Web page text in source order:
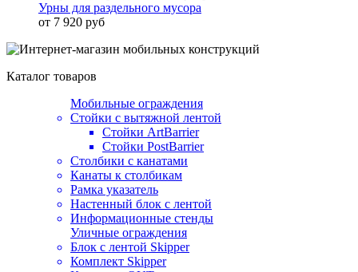
Урны для раздельного мусора
от 7 920 руб
Каталог товаров
Мобильные ограждения
Стойки с вытяжной лентой
Стойки ArtBarrier
Стойки PostBarrier
Столбики с канатами
Канаты к столбикам
Рамка указатель
Настенный блок с лентой
Информационные стенды
Уличные ограждения
Блок с лентой Skipper
Комплект Skipper